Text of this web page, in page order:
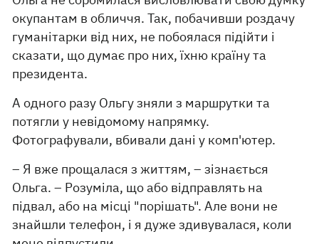
окупантам в обличчя. Так, побачивши роздачу
гуманітарки від них, не побоялася підійти і
сказати, що думає про них, їхню країну та
президента.
А одного разу Ольгу зняли з маршрутки та
потягли у невідомому напрямку.
Фотографували, вбивали дані у комп'ютер.
– Я вже прощалася з життям, – зізнається
Ольга. – Розуміла, що або відправлять на
підвал, або на місці "порішать". Але вони не
знайшли телефон, і я дуже здивувалася, коли